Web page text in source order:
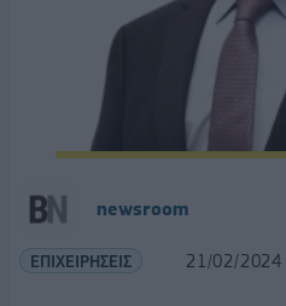
newsroom
ΕΠΙΧΕΙΡΗΣΕΙΣ 21/02/2024